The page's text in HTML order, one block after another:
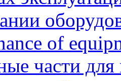
of
части для